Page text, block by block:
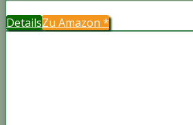
DetailsZu Amazon *